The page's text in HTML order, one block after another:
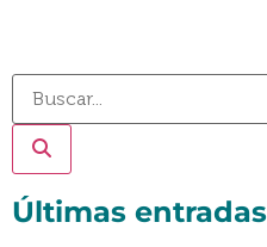
Últimas entradas